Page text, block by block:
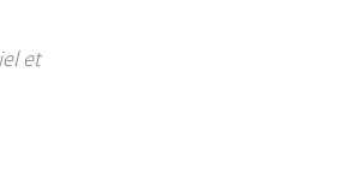
et